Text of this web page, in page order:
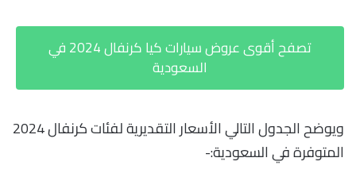
تصفح أقوى عروض سيارات كيا كرنفال 2024 في
السعودية
ويوضح الجدول التالي الأسعار التقديرية لفئات كرنفال 2024
المتوفرة في السعودية:-